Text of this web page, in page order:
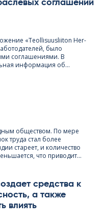
соглашений
«Teol­li­suus­lii­ton Her­
было
соглашениями. В
информация об...
обществом. По мере
труда стал более
стареет, и количество
что приводит...
средства к
а также
влиять